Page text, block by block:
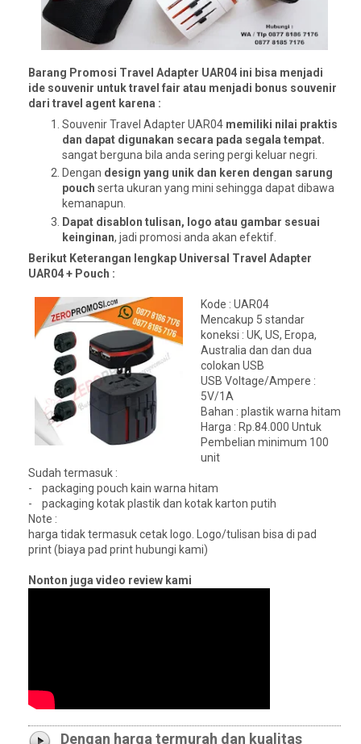
Barang Promosi Travel Adapter UAR04 ini bisa menjadi
ide souvenir untuk travel fair atau menjadi bonus souvenir
dari travel agent karena :
Souvenir Travel Adapter UAR04 memiliki nilai praktis
dan dapat digunakan secara pada segala tempat.
sangat berguna bila anda sering pergi keluar negri.
Dengan design yang unik dan keren dengan sarung
pouch serta ukuran yang mini sehingga dapat dibawa
kemanapun.
Dapat disablon tulisan, logo atau gambar sesuai
keinginan, jadi promosi anda akan efektif.
Berikut Keterangan lengkap Universal Travel Adapter
UAR04 + Pouch :
Kode : UAR04
Mencakup 5 standar
koneksi : UK, US, Eropa,
Australia dan dan dua
colokan USB
USB Voltage/Ampere :
5V/1A
Bahan : plastik warna hitam
Harga : Rp.84.000 Untuk
Pembelian minimum 100
unit
Sudah termasuk :
- packaging pouch kain warna hitam
- packaging kotak plastik dan kotak karton putih
Note :
harga tidak termasuk cetak logo. Logo/tulisan bisa di pad
print (biaya pad print hubungi kami)
Nonton juga video review kami
Dengan harga termurah dan kualitas